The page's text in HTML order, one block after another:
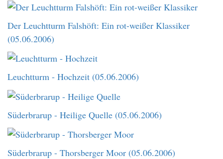
Der Leuchtturm Falshöft: Ein rot-weißer Klassiker
(05.06.2006)
Leuchtturm - Hochzeit (05.06.2006)
Süderbrarup - Heilige Quelle (05.06.2006)
Süderbrarup - Thorsberger Moor (05.06.2006)